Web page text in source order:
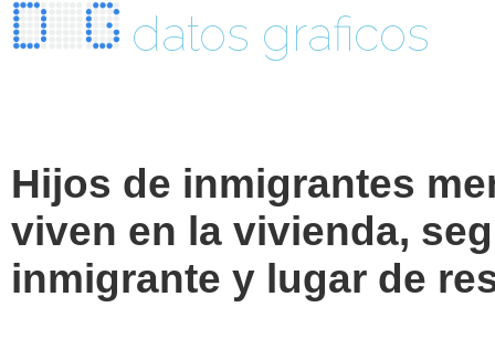
datos graficos
Hijos de inmigrantes
viven en la vivienda,
inmigrante y lugar de